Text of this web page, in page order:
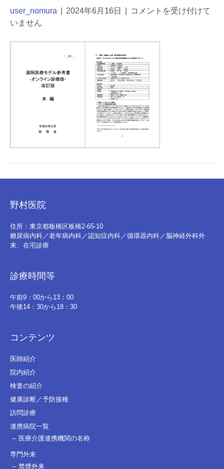
user_nomura 2024年6月16日
コメントを受け付けて
いません
野村医院
住所：東京都板橋区板橋2-65-10
糖尿病内科／老年病内科／認知症内科／循環器内科／脳神経外科外
来、在宅診療
診療時間等
午前9：00から13：00
午後14：30から18：30
コンテンツ
医師紹介
院内紹介
検査の紹介
健康診断／予防接種
訪問診療
連携病院一覧
医療介護連携機関の名称
専門外来
禁煙外来